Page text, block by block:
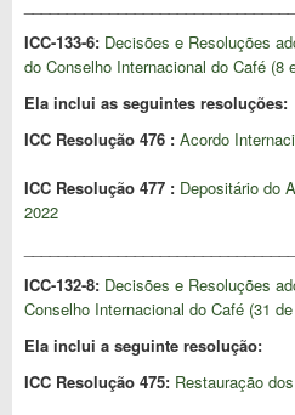
ICC-133-6: Decisões e Resoluções
do Conselho Internacional do Café (8
Ela inclui as seguintes resoluções:
ICC Resolução 476 : Acordo
ICC Resolução 477 : Depositário do
2022
ICC-132-8: Decisões e Resoluções
Conselho Internacional do Café (31
Ela inclui a seguinte resolução:
ICC Resolução 475: Restauração